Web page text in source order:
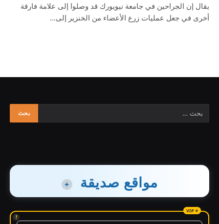
يقال إن الجراحين في جامعة نيويورك قد وصلوا إلى علامة فارقة
أخرى في جعل عمليات زرع الأعضاء من الخنزير إلى…
مواقع صديقة +
!